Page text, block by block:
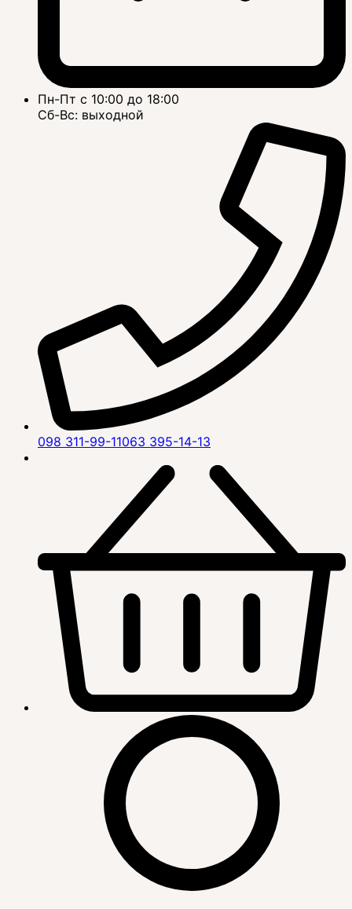
Пн-Пт с 10:00 до 18:00
Сб-Вс: выходной
098 311-99-11063 395-14-13